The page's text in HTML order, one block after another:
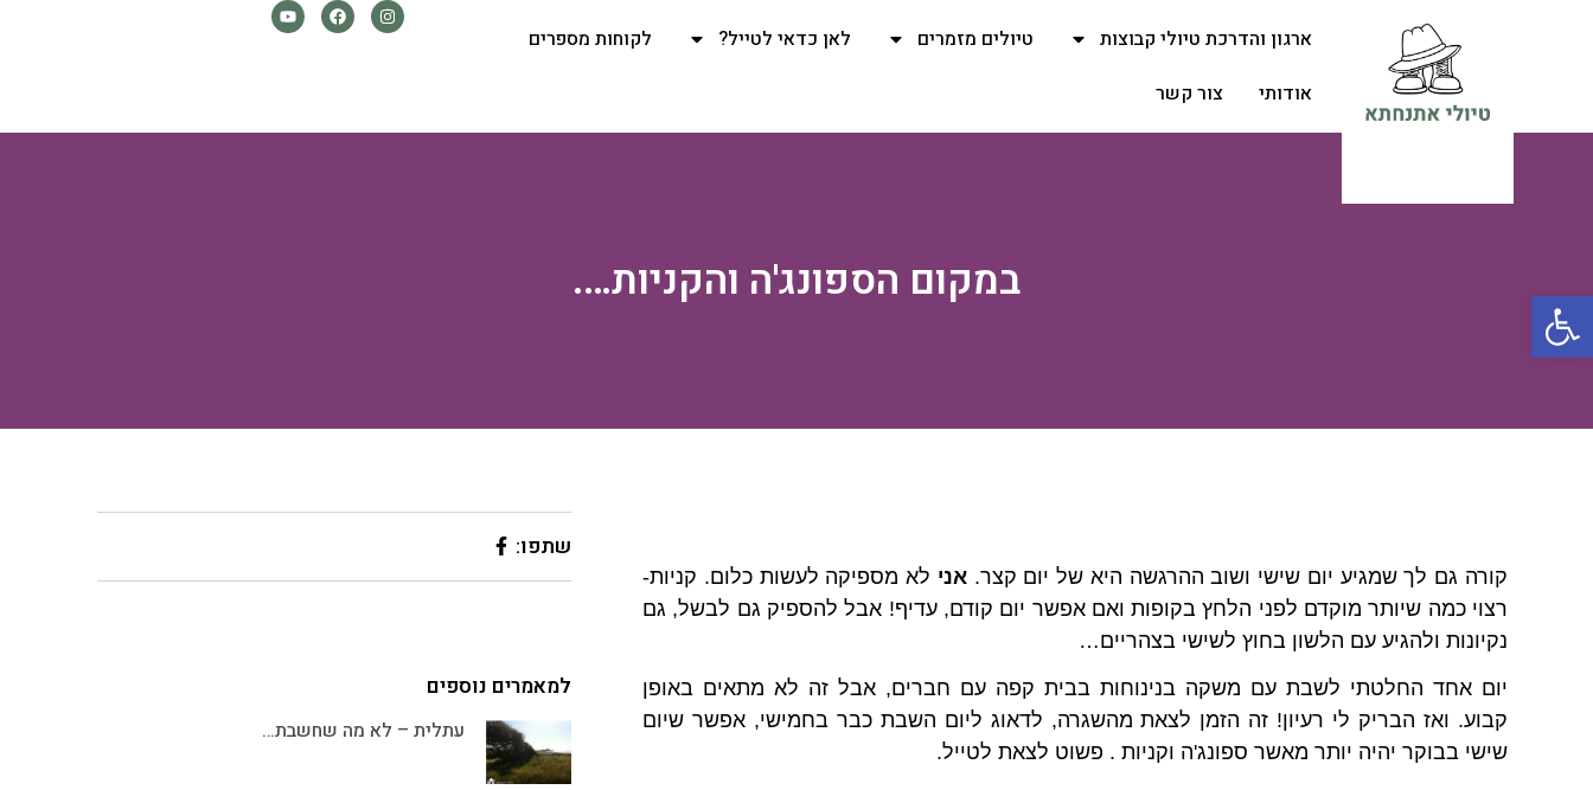
פתח סרגל נגישות
ארגון והדרכת טיולי קבוצות טיולים מזמרים לאן כדאי לטייל?
לקוחות מספרים
אודותי
צור קשר
לקביעת
סיור
במקום הספונג'ה והקניות….
קורה גם לך שמגיע יום שישי ושוב ההרגשה היא של יום קצר.אני לא מספיקה לעשות כלום. קניות-
רצוי כמה שיותר מוקדם לפני הלחץ בקופות ואם אפשר יום קודם, עדיף! אבל להספיק גם לבשל, גם
נקיונות ולהגיע עם הלשון בחוץ לשישי בצהריים…
יום אחד החלטתי לשבת עם משקה בנינוחות בבית קפה עם חברים, אבל זה לא מתאים באופן
קבוע. ואז הבריק לי רעיון! זה הזמן לצאת מהשגרה, לדאוג ליום השבת כבר בחמישי,אפשר שיום
שישי בבוקר יהיה יותר מאשר ספונג'ה וקניות . פשוט לצאת לטייל.
שתפו:
למאמרים נוספים
עתלית – לא מה שחשבת…